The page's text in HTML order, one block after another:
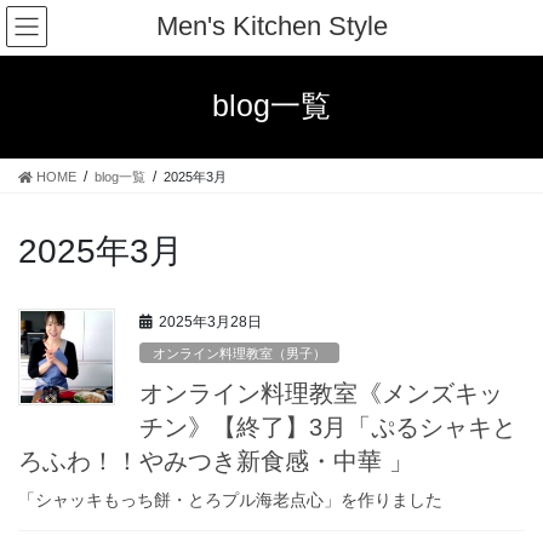
コ
ン
テ
ス
ナ
ビ
ゲ
ン
Men's Kitchen Style
blog一覧
HOME blog一覧 2025年3月
2025年3月
2025年3月28日
オンライン料理教室（男子）
オンライン料理教室《メンズキッ
チン》【終了】3月「ぷるシャキと
ろふわ！！やみつき新食感・中華 」
「シャッキもっち餅・とろプル海老点心」を作りました